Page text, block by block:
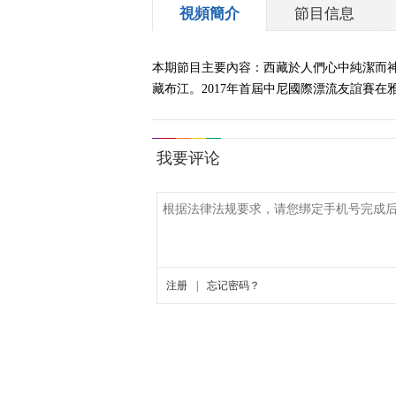
視頻簡介 節目信息
本期節目主要內容：西藏於人們心中純潔
藏布江。2017年首屆中尼國際漂流友誼賽在